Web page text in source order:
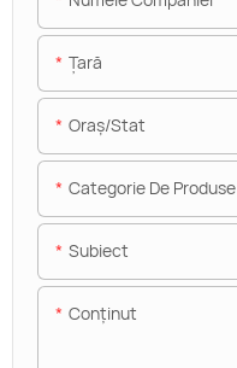
Ţară
Oraș/stat
Categorie De Produse
Subiect
Conţinut